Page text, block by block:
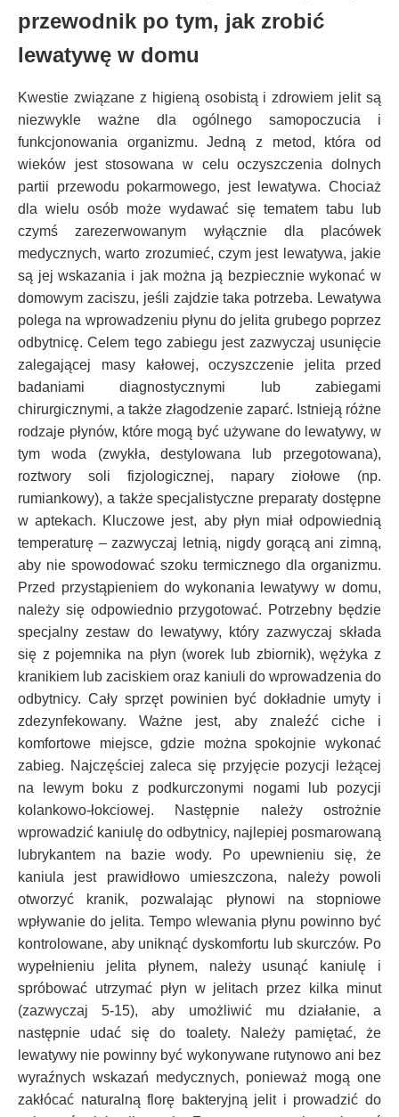
przewodnik po tym, jak zrobić
lewatywę w domu
Kwestie związane z higieną osobistą i zdrowiem jelit są
niezwykle ważne dla ogólnego samopoczucia i
funkcjonowania organizmu. Jedną z metod, która od
wieków jest stosowana w celu oczyszczenia dolnych
partii przewodu pokarmowego, jest lewatywa. Chociaż
dla wielu osób może wydawać się tematem tabu lub
czymś zarezerwowanym wyłącznie dla placówek
medycznych, warto zrozumieć, czym jest lewatywa, jakie
są jej wskazania i jak można ją bezpiecznie wykonać w
domowym zaciszu, jeśli zajdzie taka potrzeba. Lewatywa
polega na wprowadzeniu płynu do jelita grubego poprzez
odbytnicę. Celem tego zabiegu jest zazwyczaj usunięcie
zalegającej masy kałowej, oczyszczenie jelita przed
badaniami diagnostycznymi lub zabiegami
chirurgicznymi, a także złagodzenie zaparć. Istnieją różne
rodzaje płynów, które mogą być używane do lewatywy, w
tym woda (zwykła, destylowana lub przegotowana),
roztwory soli fizjologicznej, napary ziołowe (np.
rumiankowy), a także specjalistyczne preparaty dostępne
w aptekach. Kluczowe jest, aby płyn miał odpowiednią
temperaturę – zazwyczaj letnią, nigdy gorącą ani zimną,
aby nie spowodować szoku termicznego dla organizmu.
Przed przystąpieniem do wykonania lewatywy w domu,
należy się odpowiednio przygotować. Potrzebny będzie
specjalny zestaw do lewatywy, który zazwyczaj składa
się z pojemnika na płyn (worek lub zbiornik), wężyka z
kranikiem lub zaciskiem oraz kaniuli do wprowadzenia do
odbytnicy. Cały sprzęt powinien być dokładnie umyty i
zdezynfekowany. Ważne jest, aby znaleźć ciche i
komfortowe miejsce, gdzie można spokojnie wykonać
zabieg. Najczęściej zaleca się przyjęcie pozycji leżącej
na lewym boku z podkurczonymi nogami lub pozycji
kolankowo-łokciowej. Następnie należy ostrożnie
wprowadzić kaniulę do odbytnicy, najlepiej posmarowaną
lubrykantem na bazie wody. Po upewnieniu się, że
kaniula jest prawidłowo umieszczona, należy powoli
otworzyć kranik, pozwalając płynowi na stopniowe
wpływanie do jelita. Tempo wlewania płynu powinno być
kontrolowane, aby uniknąć dyskomfortu lub skurczów. Po
wypełnieniu jelita płynem, należy usunąć kaniulę i
spróbować utrzymać płyn w jelitach przez kilka minut
(zazwyczaj 5-15), aby umożliwić mu działanie, a
następnie udać się do toalety. Należy pamiętać, że
lewatywy nie powinny być wykonywane rutynowo ani bez
wyraźnych wskazań medycznych, ponieważ mogą one
zakłócać naturalną florę bakteryjną jelit i prowadzić do